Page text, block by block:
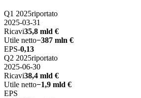
Q1 2025riportato
2025-03-31
Ricavi35,8 mld €
Utile netto−387 mln €
EPS-0,13
Q2 2025riportato
2025-06-30
Ricavi38,4 mld €
Utile netto−1,9 mld €
EPS